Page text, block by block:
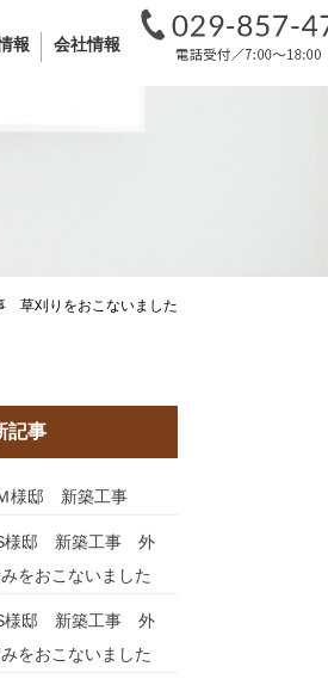
報 会社情報
草刈りをおこないました
記事
様邸 新築工事
様邸 新築工事 外
をおこないました
様邸 新築工事 外
をおこないました